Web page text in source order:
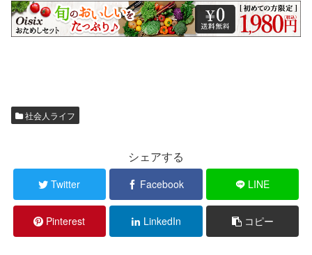
社会人ライフ
シェアする
Twitter Facebook LINE
Pinterest LinkedIn コピー